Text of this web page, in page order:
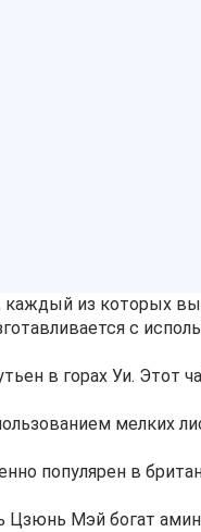
каждый из которых
с
в горах Уи. Этот
мелких
популярен в
Мэй богат